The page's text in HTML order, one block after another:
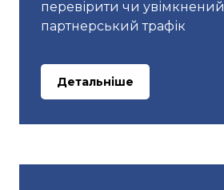
перевірити чи увімкнений
партнерський трафік
Детальніше